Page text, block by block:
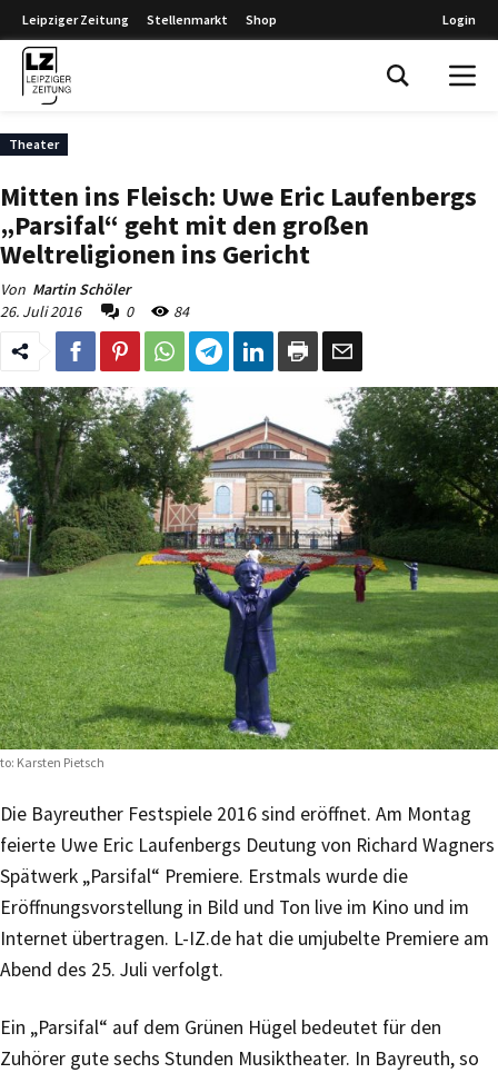
Leipziger Zeitung Stellenmarkt Shop Login
Theater
Mitten ins Fleisch: Uwe Eric Laufenbergs
„Parsifal“ geht mit den großen
Weltreligionen ins Gericht
Von Martin Schöler
26. Juli 2016
0 84
Karsten Pietsch
Die Bayreuther Festspiele 2016 sind eröffnet. Am Montag
feierte Uwe Eric Laufenbergs Deutung von Richard Wagners
Spätwerk „Parsifal“ Premiere. Erstmals wurde die
Eröffnungsvorstellung in Bild und Ton live im Kino und im
Internet übertragen. L-IZ.de hat die umjubelte Premiere am
Abend des 25. Juli verfolgt.
Ein „Parsifal“ auf dem Grünen Hügel bedeutet für den
Zuhörer gute sechs Stunden Musiktheater. In Bayreuth, so